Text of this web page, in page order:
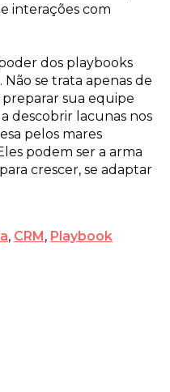
interações com
dos playbooks
se trata apenas de
sua equipe
descobrir lacunas nos
pelos mares
podem ser a arma
crescer, se adaptar
, CRM, Playbook